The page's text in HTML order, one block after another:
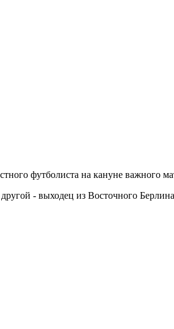
футболиста на кануне важного
- выходец из Восточного